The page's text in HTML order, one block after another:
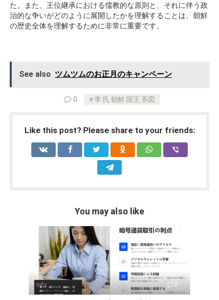
た。また、王位継承における儒教的な原則と、それに伴う政
治的な争いがどのように展開したかを理解することは、朝鮮
の歴史全体を理解するために非常に重要です。
See also ツムツムのお正月のキャンペーン
0 李 氏 朝鮮 国王 系図
Like this post? Please share to your friends:
You may also like
Info 0